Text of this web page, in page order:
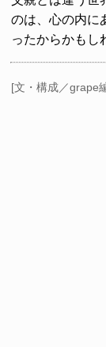
のは、心の内に
ったからかもし
[文・構成／grape